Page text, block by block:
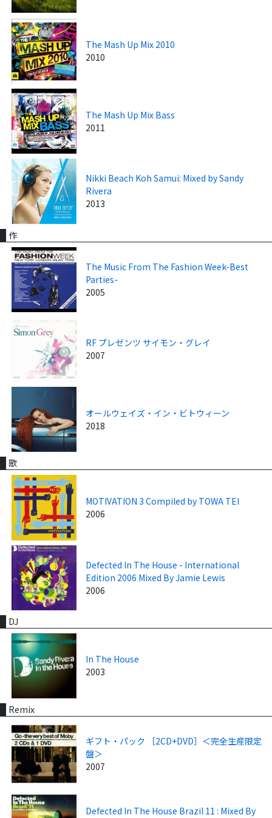
The Mash Up Mix 2010
2010
The Mash Up Mix Bass
2011
Nikki Beach Koh Samui: Mixed by Sandy
Rivera
2013
作
The Music From The Fashion Week-Best
Parties-
2005
RF プレゼンツ サイモン・グレイ
2007
オールウェイズ・イン・ビトウィーン
2018
歌
MOTIVATION 3 Compiled by TOWA TEI
2006
Defected In The House - International
Edition 2006 Mixed By Jamie Lewis
2006
DJ
In The House
2003
Remix
ギフト・パック ［2CD+DVD］＜完全生産限定
盤＞
2007
Defected In The House Brazil 11 : Mixed By